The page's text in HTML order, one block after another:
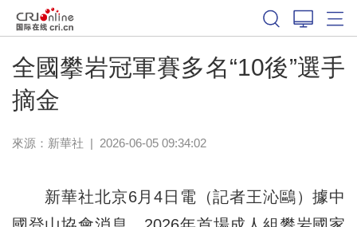
全國攀岩冠軍賽多名“10後”選手
摘金
來源：新華社 | 2026-06-05 09:34:02
新華社北京6月4日電（記者王沁鷗）據中